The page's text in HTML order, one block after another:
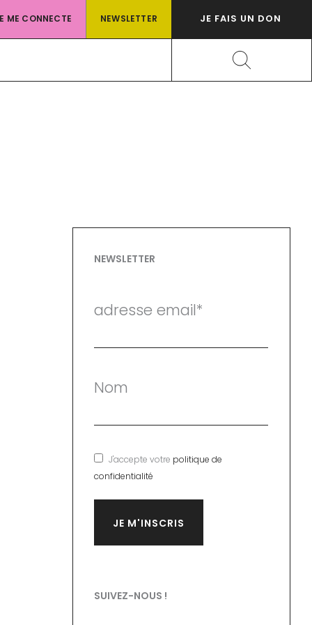
ME CONNECTE NEWSLETTER JE FAIS UN DON
Rechercher
NEWSLETTER
adresse email*
Nom
J'accepte votre politique de
confidentialité
SUIVEZ-NOUS !